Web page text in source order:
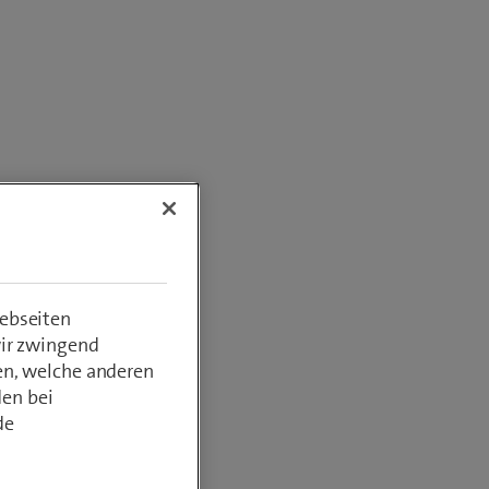
zwingend
welche anderen
bei